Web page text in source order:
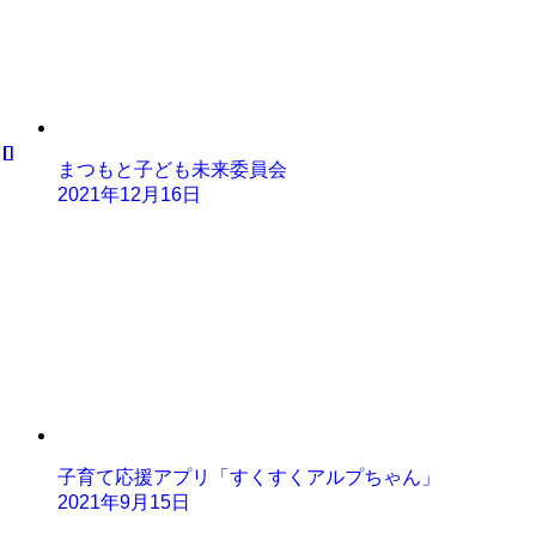
まつもと子ども未来委員会
2021年12月16日
子育て応援アプリ「すくすくアルプちゃん」
2021年9月15日